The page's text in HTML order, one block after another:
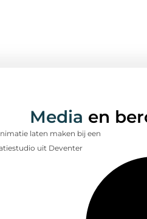
Media en
laten maken bij een
uit Deventer